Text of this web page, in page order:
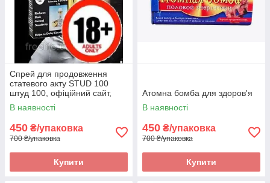
Спрей для продовження
статевого акту STUD 100
штуд 100, офіційний сайт,
оригінал
В наявності
450 ₴/упаковка
700 ₴/упаковка
Купити
Атомна бомба для здоров'я
В наявності
450 ₴/упаковка
700 ₴/упаковка
Купити